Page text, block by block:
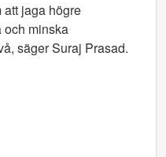
jaga högre
och minska
säger Suraj Prasad.